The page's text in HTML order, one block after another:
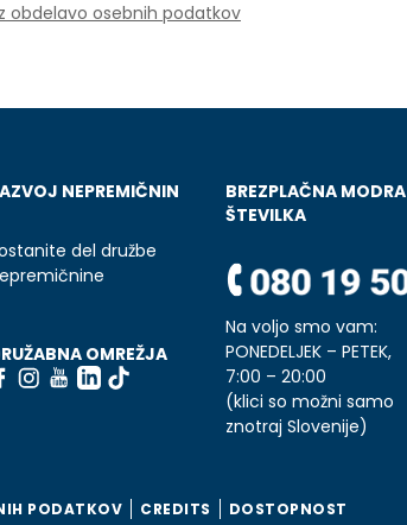
obdelavo osebnih podatkov
NEPREMIČNIN
del družbe
OMREŽJA
BREZPLAČNA MODRA
ŠTEVILKA
Na voljo smo vam:
PONEDELJEK – PETEK,
7:00 – 20:00
(klici so možni samo
znotraj Slovenije)
PODATKOV CREDITS DOSTOPNOST